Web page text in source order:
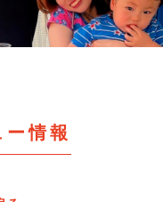
情報